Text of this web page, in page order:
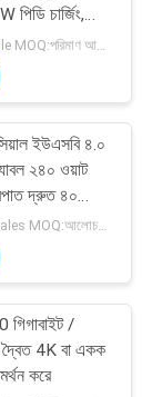
33
পিডি চার্জিং,
ইউএসবি ৪.০
২৪০ ওয়াট
দ্রুত ৪০
সহ
Contact our sales MOQ:আলোচনাযোগ্য
গিগাবাইট /
দ্বৈত 4K বা একক
করে